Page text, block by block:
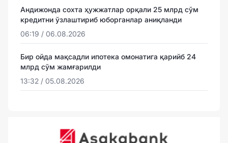
Андижонда сохта ҳужжатлар орқали 25 млрд сўм
кредитни ўзлаштириб юборганлар аниқланди
06:19 / 06.08.2026
Бир ойда мақсадли ипотека омонатига қарийб 24
млрд сўм жамғарилди
13:32 / 05.08.2026